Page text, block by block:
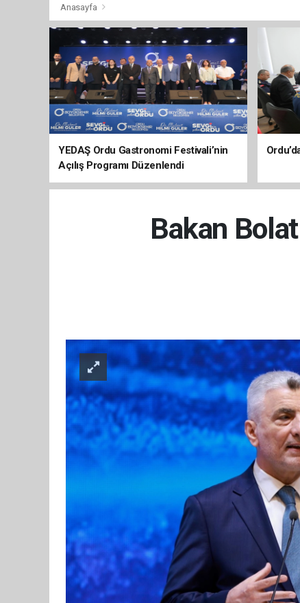
Anasayfa
YEDAŞ Ordu Gastronomi Festivali’nin
Açılış Programı Düzenlendi
Bakan